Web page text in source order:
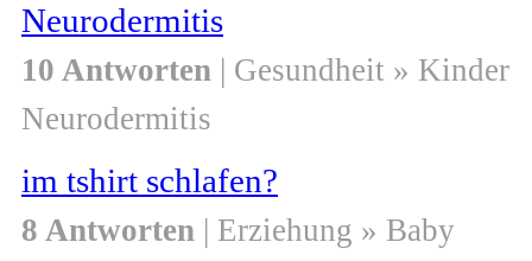
Neurodermitis
10 Antworten | Gesundheit » Kinder
Neurodermitis
im tshirt schlafen?
8 Antworten | Erziehung » Baby